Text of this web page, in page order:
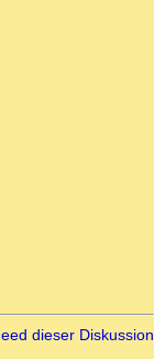
dieser Diskussion